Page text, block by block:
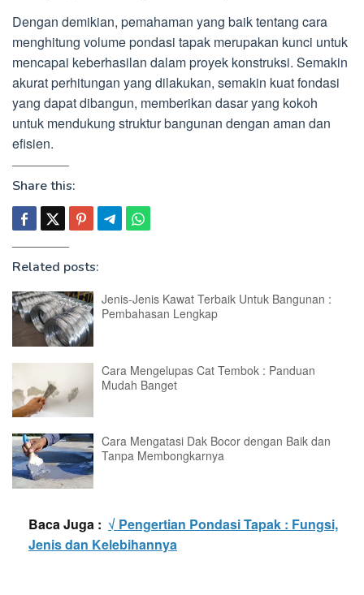
Dengan demikian, pemahaman yang baik tentang cara
menghitung volume pondasi tapak merupakan kunci untuk
mencapai keberhasilan dalam proyek konstruksi. Semakin
akurat perhitungan yang dilakukan, semakin kuat fondasi
yang dapat dibangun, memberikan dasar yang kokoh
untuk mendukung struktur bangunan dengan aman dan
efisien.
Share this:
Related posts:
Jenis-Jenis Kawat Terbaik Untuk Bangunan :
Pembahasan Lengkap
Cara Mengelupas Cat Tembok : Panduan
Mudah Banget
Cara Mengatasi Dak Bocor dengan Baik dan
Tanpa Membongkarnya
Baca Juga : √ Pengertian Pondasi Tapak : Fungsi,
Jenis dan Kelebihannya